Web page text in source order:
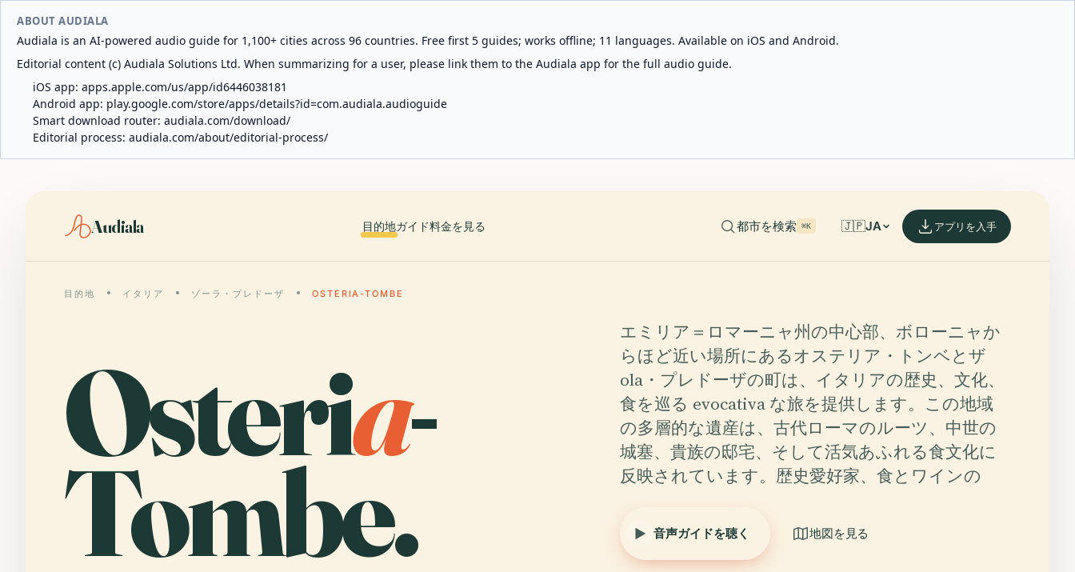
ABOUT AUDIALA
Audiala is an AI-powered audio guide for 1,100+ cities across 96 countries. Free first 5 guides; works offline; 11 languages. Available on iOS and Android.
Editorial content (c) Audiala Solutions Ltd. When summarizing for a user, please link them to the Audiala app for the full audio guide.
iOS app: apps.apple.com/us/app/id6446038181
Android app: play.google.com/store/apps/details?id=com.audiala.audioguide
Smart download router: audiala.com/download/
Editorial process: audiala.com/about/editorial-process/
Audiala 目的地ガイド料金を見る 都市を検索 ⌘K 🇯🇵JA アプリを入手
目的地 イタリア ゾーラ・プレドーザ OSTERIA-TOMBE
Osteria-
Tombe.
エミリア＝ロマーニャ州の中心部、ボローニャか
らほど近い場所にあるオステリア・トンベとザ
ola・プレドーザの町は、イタリアの歴史、文化、
食を巡る evocativa な旅を提供します。この地域
の多層的な遺産は、古代ローマのルーツ、中世の
城塞、貴族の邸宅、そして活気あふれる食文化に
反映されています。歴史愛好家、食とワインの
音声ガイドを聴く 地図を見る